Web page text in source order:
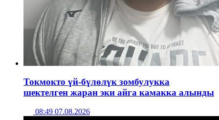
Токмокто үй-бүлөлүк зомбулукка
шектелген жаран эки айга камакка алынды
08:49 07.08.2026